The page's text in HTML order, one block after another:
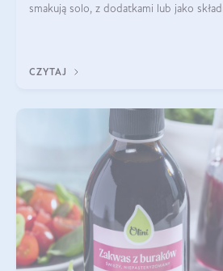
smakują solo, z dodatkami lub jako
CZYTAJ